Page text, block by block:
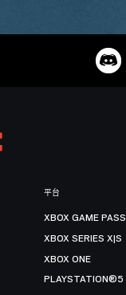
平台
XBOX GAME PASS
XBOX SERIES X|S
XBOX ONE
PLAYSTATION®5